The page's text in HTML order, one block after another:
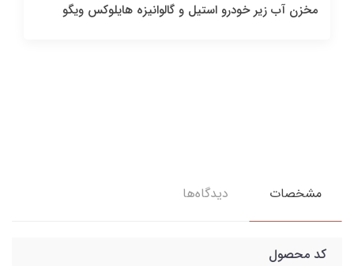
مخزن آب زیر خودرو استیل و گالوانیزه هایلوکس ویگو
مشخصات دیدگاه‌ها
کد محصول